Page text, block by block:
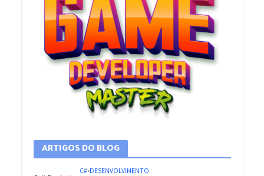
ARTIGOS DO BLOG
C#•DESENVOLVIMENTO